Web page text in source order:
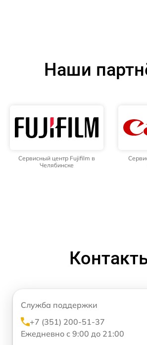
Наши
Сервисный центр Fujifilm в
Челябинске
Служба поддержки
+7 (351) 200-51-37
Ежедневно с 9:00 до 21:00